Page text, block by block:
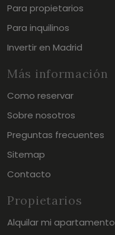
Para propietarios
Para inquilinos
Invertir en Madrid
Más información
Como reservar
Sobre nosotros
Preguntas frecuentes
Sitemap
Contacto
Propietarios
Alquilar mi apartamento